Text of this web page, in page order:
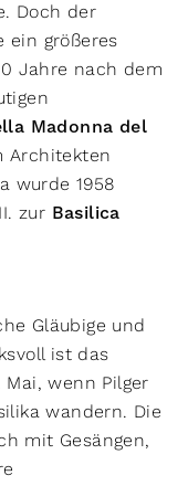
Doch der
ein größeres
Jahre nach dem
Madonna del
Architekten
wurde 1958
zur Basilica
Gläubige und
ist das
wenn Pilger
wandern. Die
mit Gesängen,